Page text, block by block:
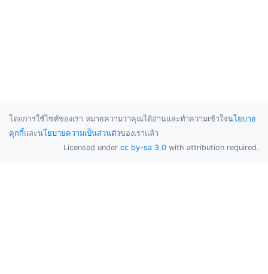
โดยการใช้ไซต์ของเรา หมายความว่าคุณได้อ่านและทำความเข้าใจนโยบาย
คุกกี้และนโยบายความเป็นส่วนตัวของเราแล้ว
Licensed under cc by-sa 3.0 with attribution required.